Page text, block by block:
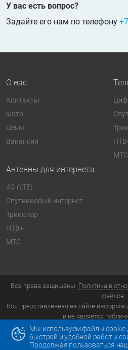
У вас есть вопрос?
Задайте его нам по телефону
О нас
Контакты
Фото
Цены
Вакансии
МТС
Антенны для интернета
4G (LTE)
Спутниковый интернет
Триколор
НТВ+
МТС
Все права защищены. Политика в
файлов.
Вся представленная на сайте
и не является
Компания «ТелеТочка» © 2026.
Мы используем файлы cookie
быстрой и удобной работы
Продолжая пользоваться